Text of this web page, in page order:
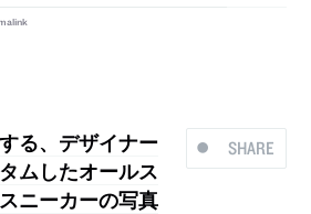
SHARE
る、デザイナー
ムしたオールス
ニーカーの写真